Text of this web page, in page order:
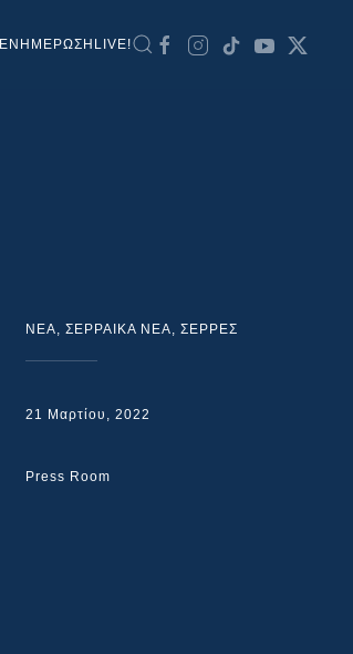
ΕΝΗΜΕΡΩΣΗ LIVE!
NEA, ΣΕΡΡΑΙΚΑ ΝΕΑ, ΣΕΡΡΕΣ
21 Μαρτίου, 2022
Press Room